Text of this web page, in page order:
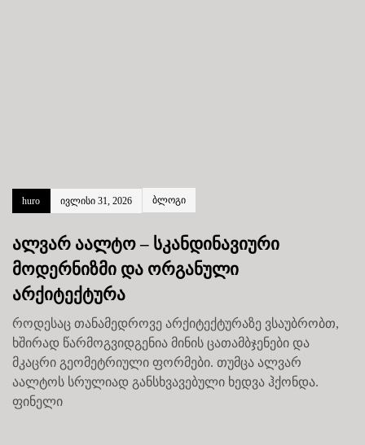
huro ივლისი 31, 2026 ბლოგი
ალვარ აალტო – სკანდინავიური
მოდერნიზმი და ორგანული
არქიტექტურა
როდესაც თანამედროვე არქიტექტურაზე ვსაუბრობთ,
ხშირად წარმოგვიდგენია მინის ცათამბჯენები და
მკაცრი გეომეტრიული ფორმები. თუმცა ალვარ
აალტოს სრულიად განსხვავებული ხედვა ჰქონდა.
ფინელი